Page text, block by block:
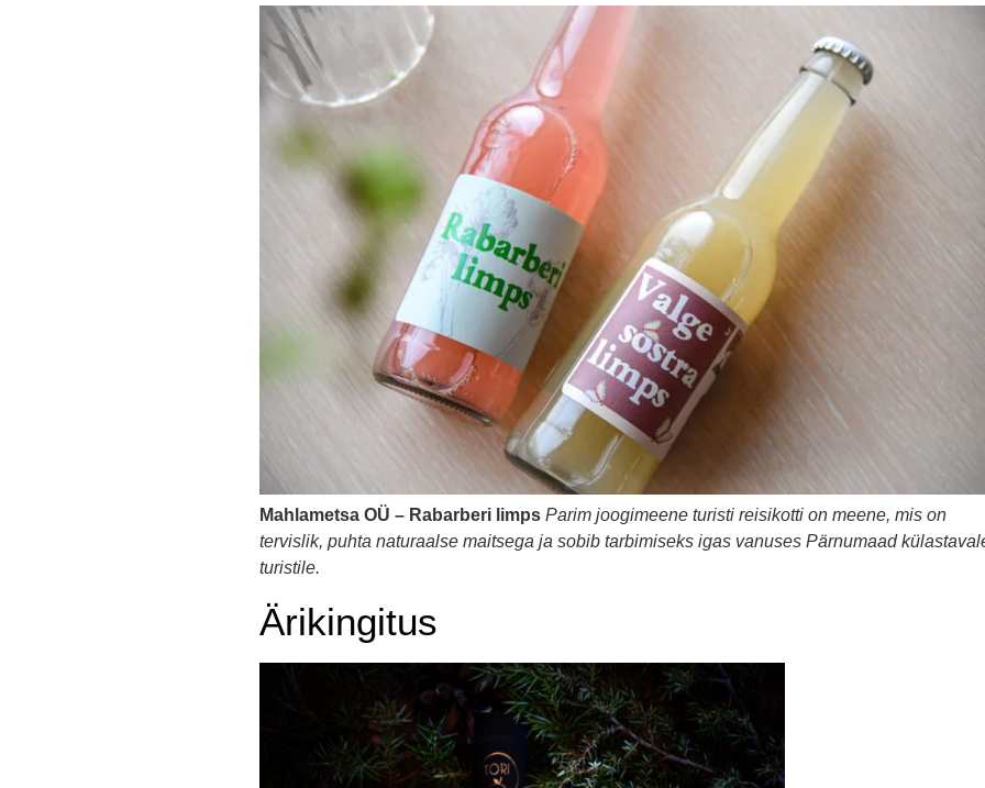
Mahlametsa OÜ – Rabarberi limps Parim joogimeene turisti reisikotti on meene, mis on
tervislik, puhta naturaalse maitsega ja sobib tarbimiseks igas vanuses Pärnumaad
turistile.
Ärikingitus